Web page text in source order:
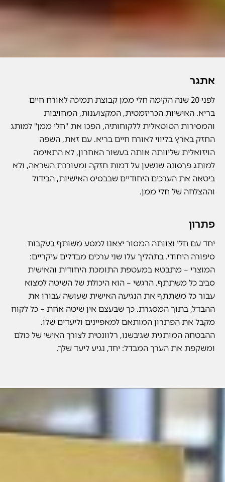
אתגר
לפני 20 שנה הקימה חלי ממן קבוצת תמיכה לאורח חיים
בריא. האישיות הכריזמטית, המקצוענות, המחויבות
והמסירות הטוטאלית ללקוחותיה, הפכו את "חלי ממן" למותג
החזק בארץ בליווי לאורח חיים בריא. עם זאת, השפה
הויזואלית שליוותה אותה בעשור האחרון, לא התאימה
למותג פרסונה שנשען על דמות חזקה ומעוררת השראה, ולא
ביטאה את הערכים היחודיים שבבסיס האישיות, הבידול
וההצלחה של חלי ממן.
פתרון
יחד עם חלי וצוותה המסור יצאנו למסע משותף בעקבות
סיפורה היחודי. בתהליך עלו שני ערכים מבדלים עיקריים:
המוצרי – מתבטא במעטפת התומכת היחודית והאישית
סביב כל משתתף. הרגשי – הוא היכולת של השיטה למצוא
עבור כל משתתף את הנגיעה האישית שעושה עבורו את
ההבדל, בתוך המסגרת. כך שבעצם אין שיטה אחת – כל לקוח
מקבל את הפתרון המותאם למאפיינים וליעדים שלו.
ההבטחה המותגית שגיבשנו, רלוונטית לצורך האישי של כולם
ומשקפת את הערך המבדל: יחד, נגיע ליעד שלך.